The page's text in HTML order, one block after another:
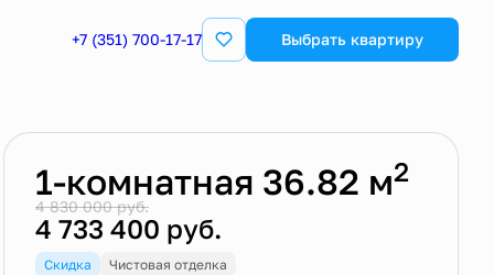
+7 (351) 700-17-17 Выбрать квартиру
Забронировать
1-комнатная 36.82 м2
4 830 000 руб.
4 733 400 руб.
Скидка Чистовая отделка